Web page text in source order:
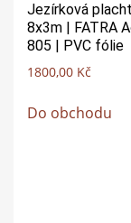
Jezírková
8x3m | FATRA
805 | PVC fólie
1800,00 Kč
Do obchodu